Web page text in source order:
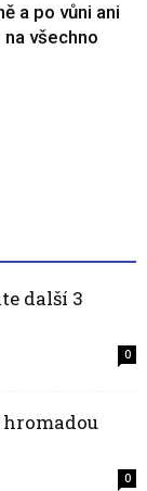
a po vůni ani
všechno
další 3
0
0